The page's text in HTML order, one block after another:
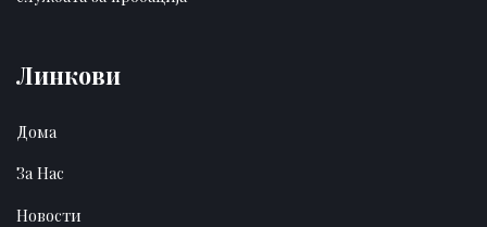
Линкови
Дома
За Нас
Новости